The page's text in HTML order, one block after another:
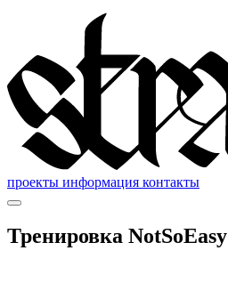
проекты информация контакты
Тренировка NotSoEasy